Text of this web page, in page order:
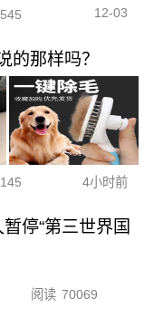
12-03
的那样吗？
4小时前
停“第三世界国
阅读 70069